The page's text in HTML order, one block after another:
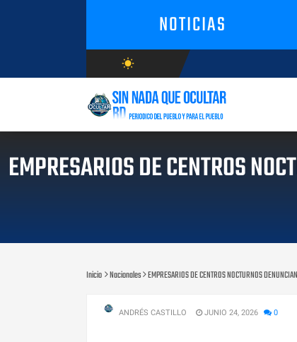
NOTICIAS
wb_sunny
AGOSTO/9/2026
EMPRESARIOS DE CENTROS
Inicio Nacionales EMPRESARIOS DE CENTROS NOCTURNOS
ANDRÉS CASTILLO JUNIO 24, 2026 0